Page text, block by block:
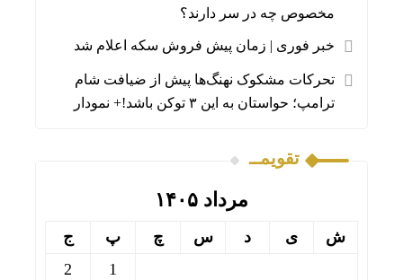
مخصوص چه در سر دارند؟
خبر فوری | زمان پیش فروش سکه اعلام شد
تحرکات مشکوک نهنگ‌ها پیش از ضیافت شام
ترامپ؛ حواستان به این ۳ توکن باشد!+ نمودار
تقویمــ
مرداد ۱۴۰۵
ش ی د س چ پ ج
1
2